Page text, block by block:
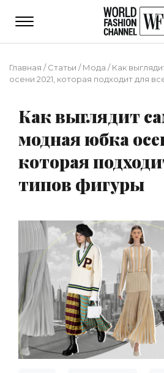
Главная /Статьи /Мода /Как
осени 2021, которая подходит для
Как выглядит
модная юбка
которая
типов фигуры